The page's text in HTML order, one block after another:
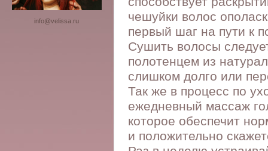
info@velissa.ru
чешуйки волос
первый шаг на пути к
Сушить волосы
полотенцем из
слишком долго или
Так же в процесс по
ежедневный массаж
которое обеспечит
и положительно